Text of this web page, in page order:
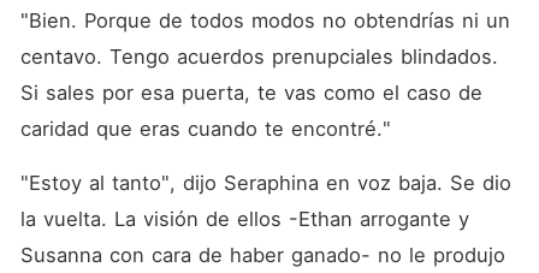
"Bien. Porque de todos modos no obtendrías ni un
centavo. Tengo acuerdos prenupciales blindados.
Si sales por esa puerta, te vas como el caso de
caridad que eras cuando te encontré."
"Estoy al tanto", dijo Seraphina en voz baja. Se dio
la vuelta. La visión de ellos -Ethan arrogante y
Susanna con cara de haber ganado- no le produjo